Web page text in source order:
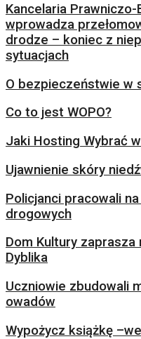
Kancelaria
wprowadza
drodze – koniec z
sytuacjach
O bezpieczeństwie w
Co to jest WOPO?
Jaki Hosting Wybrać
Ujawnienie skóry
Policjanci pracowali
drogowych
Dom Kultury
Dyblika
Uczniowie zbudowali
owadów
Wypożycz książkę